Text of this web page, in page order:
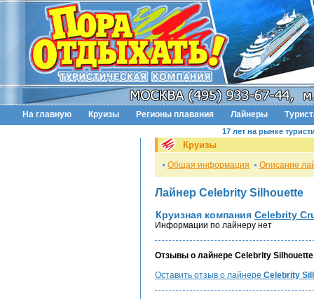
На главную Круизы Регионы плавания Лайнеры
17 лет на рынке
Круизы
Общая информация Описание
Лайнер Celebrity Silhouette
Круизная компания Celebrity
Информации по лайнеру нет
Отзывы о лайнере Celebrity
Оставить отзыв о лайнере Celebrity